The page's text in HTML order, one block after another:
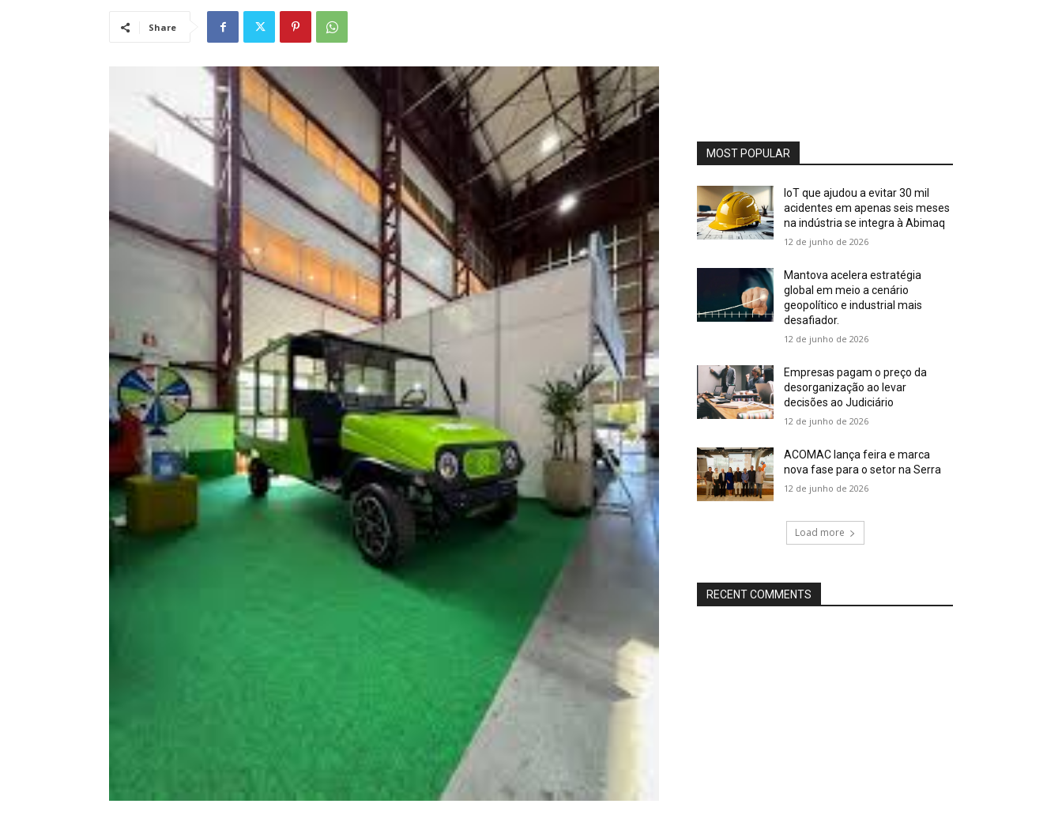
Share
MOST POPULAR
IoT que ajudou a evitar 30 mil
acidentes em apenas seis meses
na indústria se integra à Abimaq
12 de junho de 2026
Mantova acelera estratégia
global em meio a cenário
geopolítico e industrial mais
desafiador.
12 de junho de 2026
Empresas pagam o preço da
desorganização ao levar
decisões ao Judiciário
12 de junho de 2026
ACOMAC lança feira e marca
nova fase para o setor na Serra
12 de junho de 2026
Load more
RECENT COMMENTS